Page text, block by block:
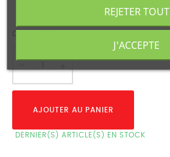
QUANTITÉ
AJOUTER AU PANIER
DERNIER(S) ARTICLE(S) EN STOCK
REJETER TOUT
J'ACCEPTE